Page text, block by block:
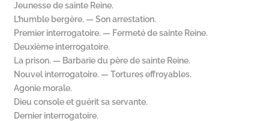
Jeunesse de sainte Reine.
L’humble bergère. — Son arrestation.
Premier interrogatoire. — Fermeté de sainte Reine.
Deuxième interrogatoire.
La prison. — Barbarie du père de sainte Reine.
Nouvel interrogatoire. — Tortures effroyables.
Agonie morale.
Dieu console et guérit sa servante.
Dernier interrogatoire.